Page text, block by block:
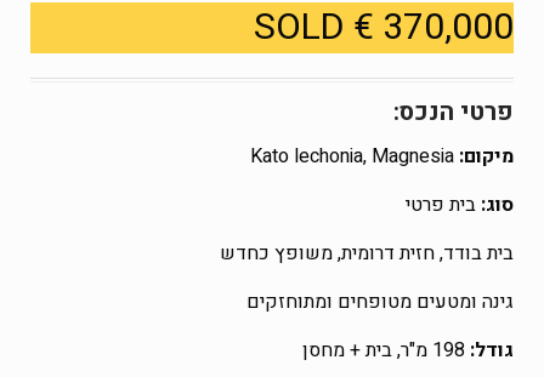
370,000 € SOLD
פרטי הנכס:
מיקום:
סוג: בית פרטי
בית בודד, חזית דרומית, משופץ כחדש
גינה ומטעים מטופחים ומתוחזקים
גודל: 198 מ"ר, בית + מחסן